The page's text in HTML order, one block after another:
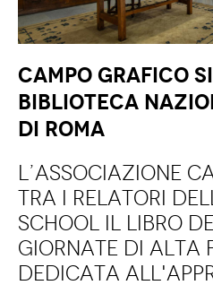
Campo Grafico
Biblioteca
di Roma
L’Associazione
tra i relatori
School IL LIBRO
giornate di alta
dedicata